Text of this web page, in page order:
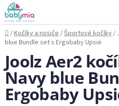
Prejsť
na
obsah
Domov
/Kočíky a nosiče/Športové kočíky/
blue Bundle set s Ergobaby Upsie
Joolz Aer2
Navy blue
Ergobaby